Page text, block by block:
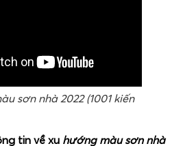
sơn nhà 2022 (1001 kiến
tin về xu hướng màu sơn nhà